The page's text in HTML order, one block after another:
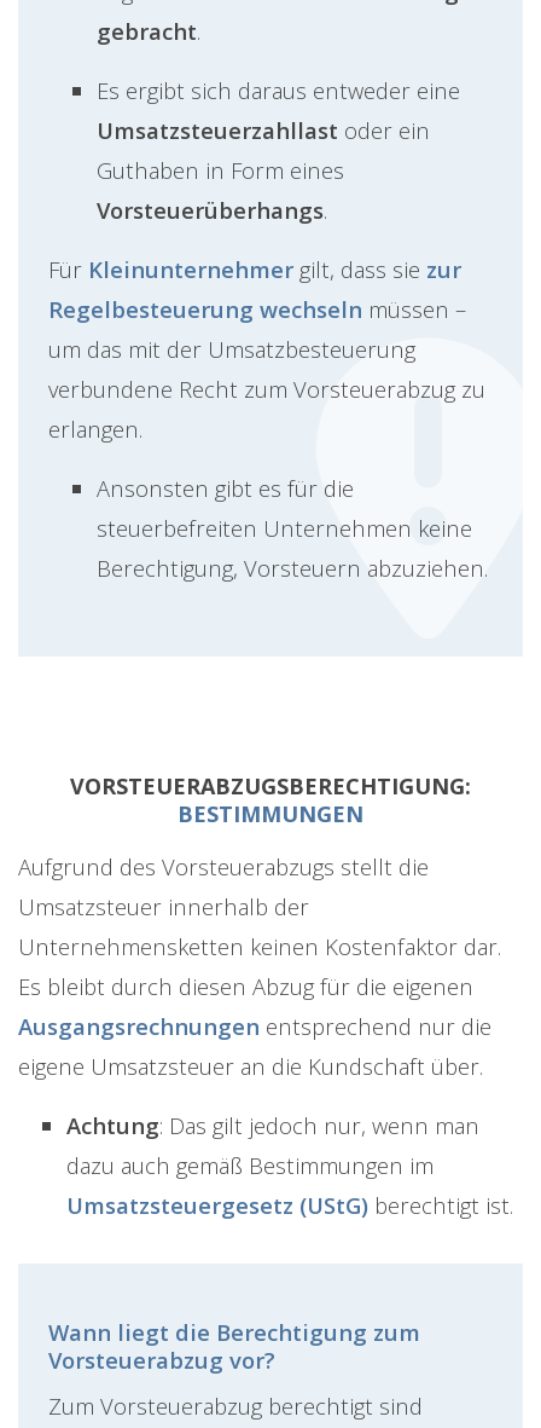
gebracht.
Es ergibt sich daraus entweder eine
Umsatzsteuerzahllast oder ein
Guthaben in Form eines
Vorsteuerüberhangs.
Für Kleinunternehmer gilt, dass sie zur
Regelbesteuerung wechseln müssen –
um das mit der Umsatzbesteuerung
verbundene Recht zum Vorsteuerabzug zu
erlangen.
Ansonsten gibt es für die
steuerbefreiten Unternehmen keine
Berechtigung, Vorsteuern abzuziehen.
VORSTEUERABZUGSBERECHTIGUNG:
BESTIMMUNGEN
Aufgrund des Vorsteuerabzugs stellt die
Umsatzsteuer innerhalb der
Unternehmensketten keinen Kostenfaktor dar.
Es bleibt durch diesen Abzug für die eigenen
Ausgangsrechnungen entsprechend nur die
eigene Umsatzsteuer an die Kundschaft über.
Achtung: Das gilt jedoch nur, wenn man
dazu auch gemäß Bestimmungen im
Umsatzsteuergesetz (UStG) berechtigt ist.
Wann liegt die Berechtigung zum
Vorsteuerabzug vor?
Zum Vorsteuerabzug berechtigt sind